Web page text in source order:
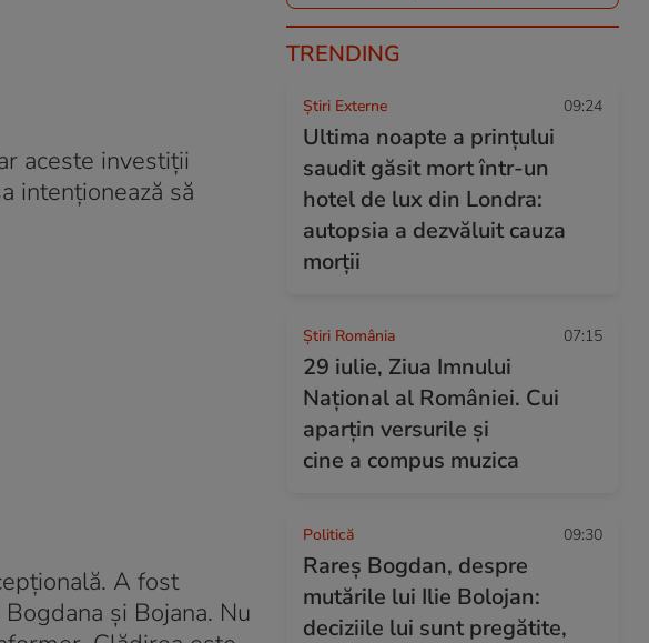
aceste investiții
intenționează să
A fost
și Bojana. Nu
TRENDING
Știri Externe 09:24
Ultima noapte a prințului
saudit găsit mort într-un
hotel de lux din Londra:
autopsia a dezvăluit cauza
morții
Știri România 07:15
29 iulie, Ziua Imnului
Național al României. Cui
aparțin versurile și
cine a compus muzica
Politică 09:30
Rareș Bogdan, despre
mutările lui Ilie Bolojan:
deciziile lui sunt pregătite,